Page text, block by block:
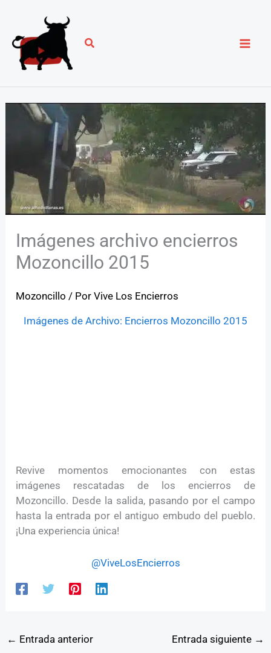
contenido
Imágenes archivo encierros
Mozoncillo 2015
Mozoncillo / PorVive Los Encierros
Imágenes de Archivo: Encierros Mozoncillo 2015
Revive momentos emocionantes con estas
imágenes rescatadas de los encierros de
Mozoncillo. Desde la salida, pasando por el campo
hasta la entrada por el antiguo embudo del pueblo.
¡Una experiencia única!
@ViveLosEncierros
← Entrada anterior Entrada siguiente →